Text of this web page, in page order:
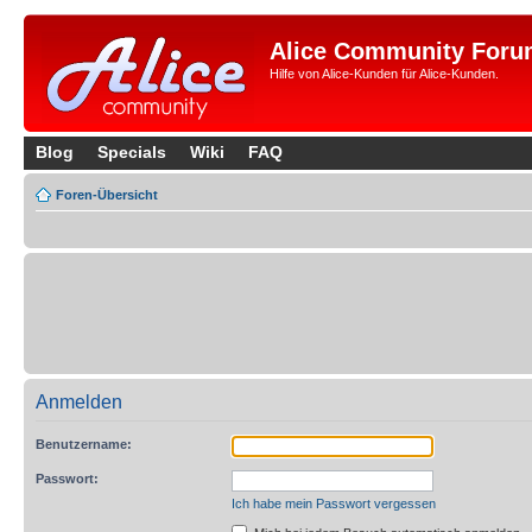
Alice Community
Hilfe von Alice-Kunden für Alice-Kunden.
Blog Specials Wiki FAQ
Foren-Übersicht
Anmelden
Benutzername:
Passwort:
Ich habe mein Passwort vergessen